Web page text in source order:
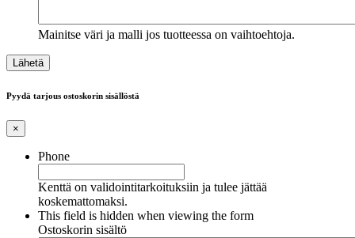
Mainitse väri ja malli jos tuotteessa on vaihtoehtoja.
Pyydä tarjous ostoskorin sisällöstä
×
Phone
Kenttä on validointitarkoituksiin ja tulee jättää
koskemattomaksi.
This field is hidden when viewing the form
Ostoskorin sisältö